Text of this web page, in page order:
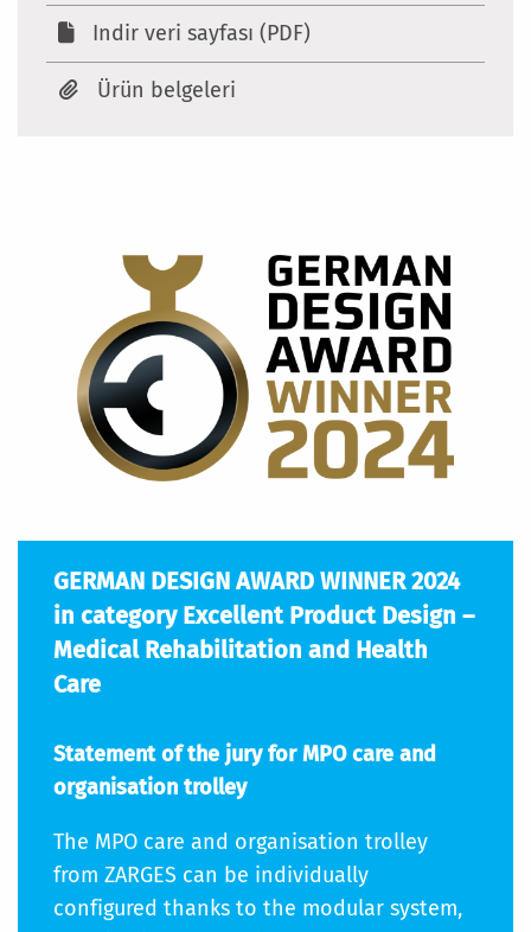
Indir veri sayfası (PDF)
Ürün belgeleri
GERMAN DESIGN AWARD WINNER 2024
in category Excellent Product Design –
Medical Rehabilitation and Health
Care
Statement of the jury for MPO care and
organisation trolley
The MPO care and organisation trolley
from ZARGES can be individually
configured thanks to the modular system,